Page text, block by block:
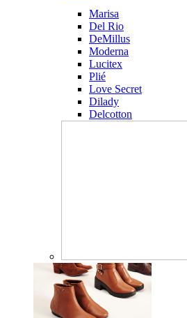
Marisa
Del Rio
DeMillus
Moderna
Lucitex
Plié
Love Secret
Dilady
Delcotton